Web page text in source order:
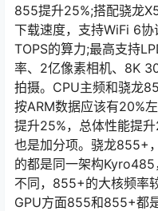
855提升25%;搭配骁龙
下载速度，支持WiFi 6
TOPS的算力;最高支持
率、2亿像素相机、8K
拍摄。CPU主频和骁龙
按ARM数据应该有20%
提升25%，总体性能提
也是加分项。骁龙855+
的都是同一架构
不同，855+的大核频率
GPU方面855和855+都